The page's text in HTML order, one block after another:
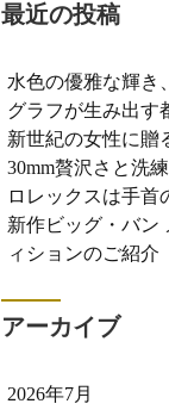
最近の投稿
水色の優雅な輝き
グラフが生み出す
新世紀の女性に贈
30mm贅沢さと洗
ロレックスは手首
新作ビッグ・バン
ィションのご紹介
アーカイブ
2026年7月